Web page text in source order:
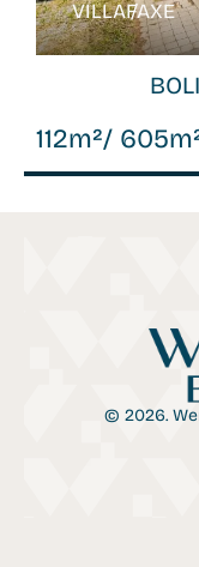
VILLA /FAXE
112m²/
© 2026.